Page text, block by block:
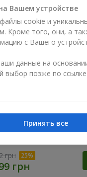
"Безе" из 15 белых
грн
Вашем устройстве
cookie и
Кроме того, они, а
с Вашего
данные на
выбор позже по ссылке
Принять все